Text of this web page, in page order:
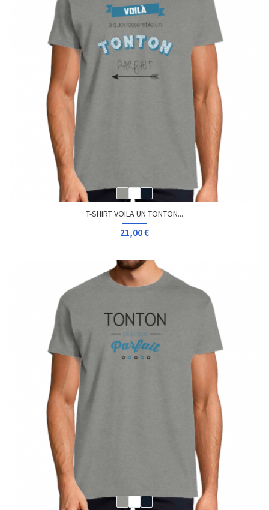
T-SHIRT VOILA UN TONTON...
21,00 €